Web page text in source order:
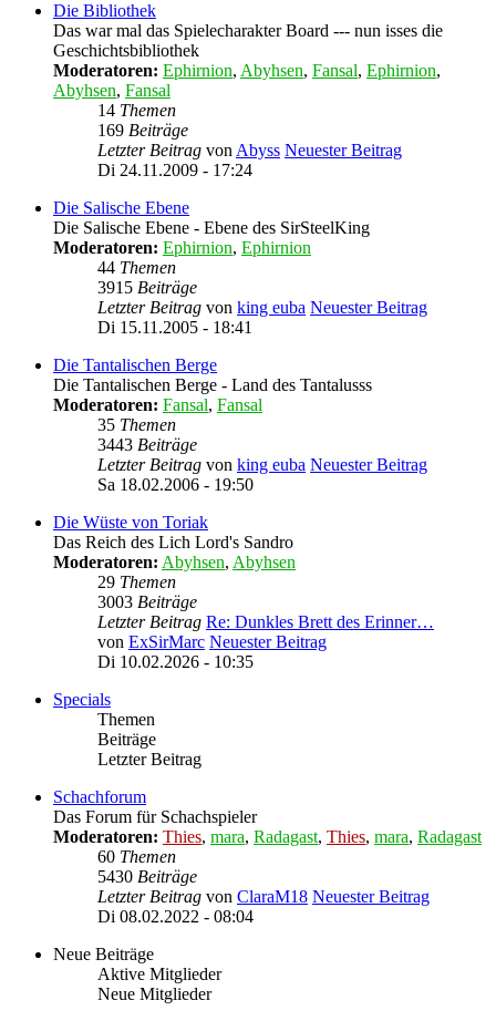
Die Bibliothek
Das war mal das Spielecharakter Board --- nun isses die
Geschichtsbibliothek
Moderatoren: Ephirnion, Abyhsen, Fansal, Ephirnion,
Abyhsen, Fansal
14 Themen
169 Beiträge
Letzter Beitrag von Abyss Neuester Beitrag
Di 24.11.2009 - 17:24
Die Salische Ebene
Die Salische Ebene - Ebene des SirSteelKing
Moderatoren: Ephirnion, Ephirnion
44 Themen
3915 Beiträge
Letzter Beitrag von king euba Neuester Beitrag
Di 15.11.2005 - 18:41
Die Tantalischen Berge
Die Tantalischen Berge - Land des Tantalusss
Moderatoren: Fansal, Fansal
35 Themen
3443 Beiträge
Letzter Beitrag von king euba Neuester Beitrag
Sa 18.02.2006 - 19:50
Die Wüste von Toriak
Das Reich des Lich Lord's Sandro
Moderatoren: Abyhsen, Abyhsen
29 Themen
3003 Beiträge
Letzter Beitrag Re: Dunkles Brett des Erinner…
von ExSirMarc Neuester Beitrag
Di 10.02.2026 - 10:35
Specials
Themen
Beiträge
Letzter Beitrag
Schachforum
Das Forum für Schachspieler
Moderatoren: Thies, mara, Radagast, Thies, mara, Radagast
60 Themen
5430 Beiträge
Letzter Beitrag von ClaraM18 Neuester Beitrag
Di 08.02.2022 - 08:04
Neue Beiträge
Aktive Mitglieder
Neue Mitglieder